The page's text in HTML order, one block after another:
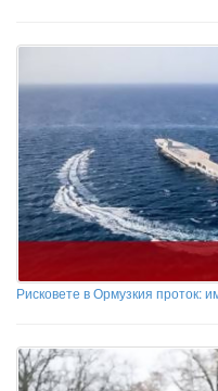
Рисковете в Ормузкия проток: